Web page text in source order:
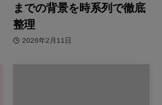
までの背景を時系列で徹底
整理
2026年2月11日